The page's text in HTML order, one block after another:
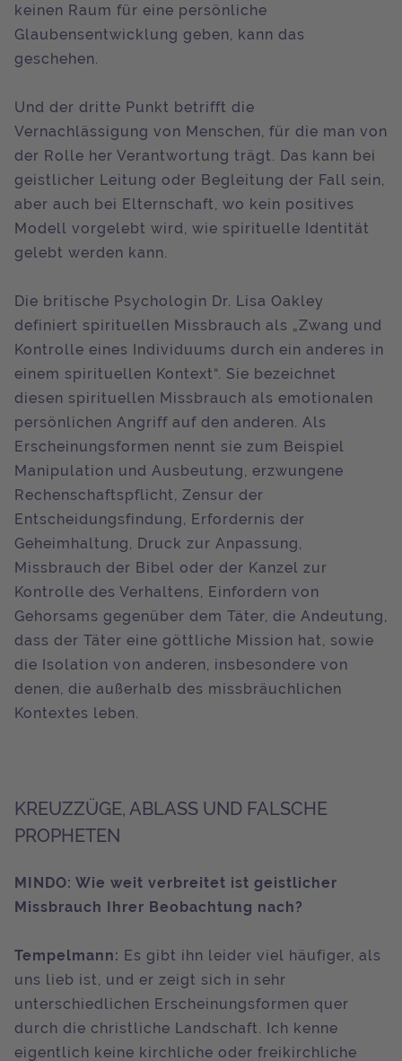
keinen Raum für eine persönliche
Glaubensentwicklung geben, kann das
geschehen.
Und der dritte Punkt betrifft die
Vernachlässigung von Menschen, für die man von
der Rolle her Verantwortung trägt. Das kann bei
geistlicher Leitung oder Begleitung der Fall sein,
aber auch bei Elternschaft, wo kein positives
Modell vorgelebt wird, wie spirituelle Identität
gelebt werden kann.
Die britische Psychologin Dr. Lisa Oakley
definiert spirituellen Missbrauch als „Zwang und
Kontrolle eines Individuums durch ein anderes in
einem spirituellen Kontext“. Sie bezeichnet
diesen spirituellen Missbrauch als emotionalen
persönlichen Angriff auf den anderen. Als
Erscheinungsformen nennt sie zum Beispiel
Manipulation und Ausbeutung, erzwungene
Rechenschaftspflicht, Zensur der
Entscheidungsfindung, Erfordernis der
Geheimhaltung, Druck zur Anpassung,
Missbrauch der Bibel oder der Kanzel zur
Kontrolle des Verhaltens, Einfordern von
Gehorsams gegenüber dem Täter, die Andeutung,
dass der Täter eine göttliche Mission hat, sowie
die Isolation von anderen, insbesondere von
denen, die außerhalb des missbräuchlichen
Kontextes leben.
KREUZZÜGE, ABLASS UND FALSCHE
PROPHETEN
MINDO: Wie weit verbreitet ist geistlicher
Missbrauch Ihrer Beobachtung nach?
Tempelmann: Es gibt ihn leider viel häufiger, als
uns lieb ist, und er zeigt sich in sehr
unterschiedlichen Erscheinungsformen quer
durch die christliche Landschaft. Ich kenne
eigentlich keine kirchliche oder freikirchliche